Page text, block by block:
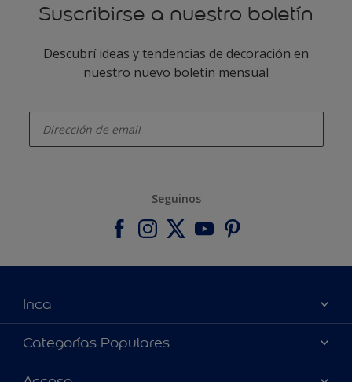
Suscribirse a nuestro boletín
Descubrí ideas y tendencias de decoración en
nuestro nuevo boletín mensual
Seguinos
Inca
Acerca de Inca
Contactanos
Categorías Populares
Colores